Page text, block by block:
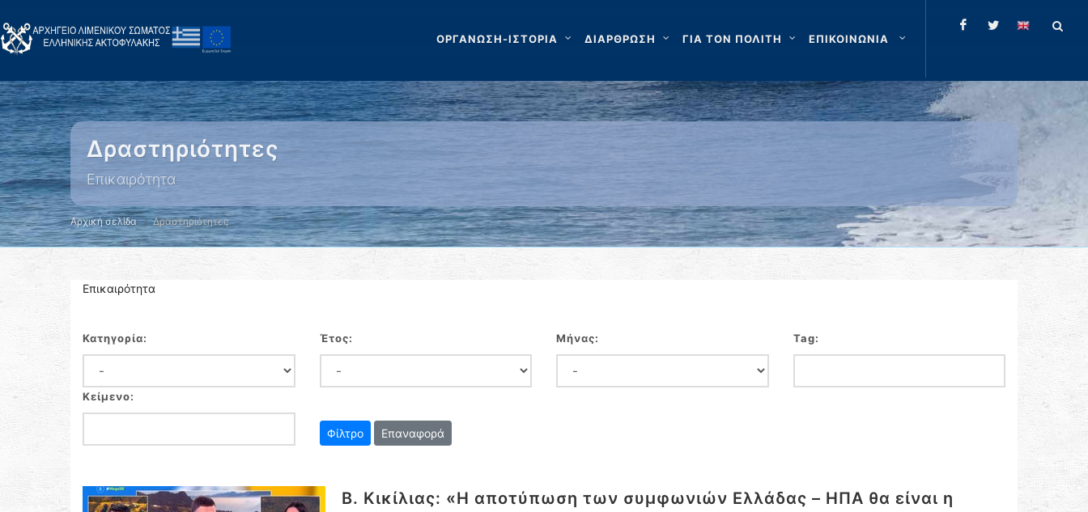
ΟΡΓΑΝΩΣΗ-ΙΣΤΟΡΙΑ ΔΙΑΡΘΡΩΣΗ ΓΙΑ ΤΟΝ ΠΟΛΙΤΗ ΕΠΙΚΟΙΝΩΝΙΑ
Δραστηριότητες
Επικαιρότητα
Αρχική σελίδα Δραστηριότητες
Επικαιρότητα
Κατηγορία: Έτος: Μήνας: Tag:
Κείμενο:
Επαναφορά
Β. Κικίλιας: «Η αποτύπωση των συμφωνιών Ελλάδας – ΗΠΑ θα είναι η